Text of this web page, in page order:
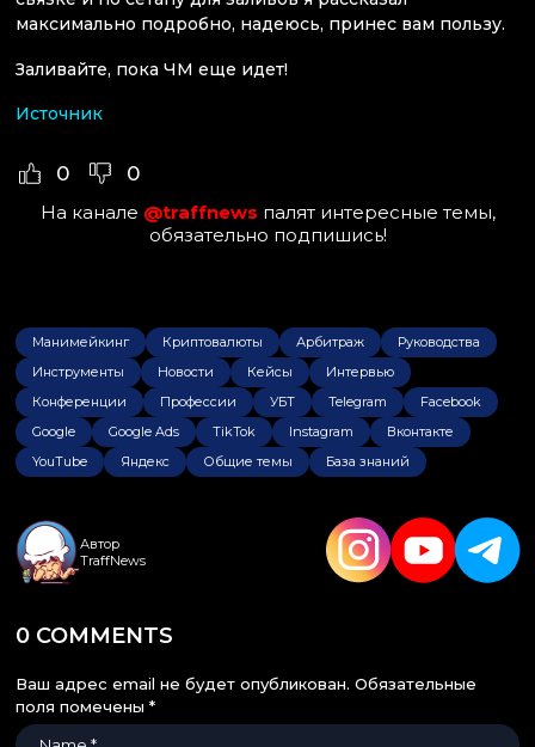
максимально подробно, надеюсь, принес вам пользу.
Заливайте, пока ЧМ еще идет!
Источник
0 0
На канале @traffnews палят интересные темы,
обязательно подпишись!
Манимейкинг Криптовалюты Арбитраж
Руководства
Инструменты
Новости Кейсы
Интервью
Конференции
Профессии УБТ Telegram
Facebook
Google
Google Ads TikTok Instagram
Вконтакте
YouTube
Яндекс Общие темы База знаний
Автор
TraffNews
0 COMMENTS
Ваш адрес email не будет опубликован. Обязательные
поля помечены *